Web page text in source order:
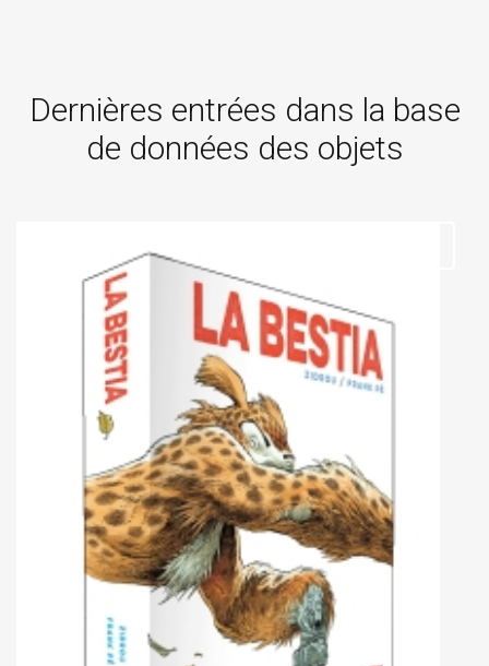
Dernières entrées dans la base
de données des objets